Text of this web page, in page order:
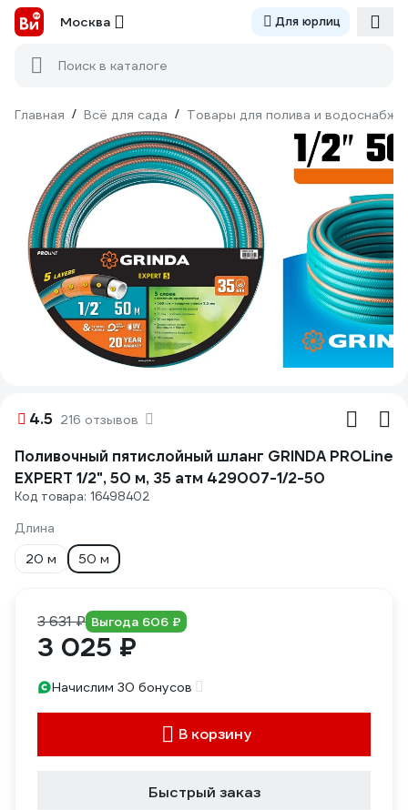
Москва Для юрлиц
Поиск в каталоге
Главная / Всё для сада / Товары для полива и
4.5 216 отзывов
Поливочный пятислойный шланг GRINDA PROLine
EXPERT 1/2", 50 м, 35 атм 429007-1/2-50
Код товара: 16498402
Длина
20 м
50 м
3 631 ₽ Выгода 606 ₽
3 025 ₽
Начислим 30 бонусов
В корзину
Быстрый заказ